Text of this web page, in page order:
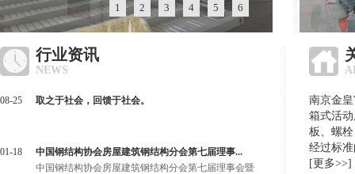
1 2 3 4 5 6
行业资讯
NEWS
08-25 取之于社会，回馈于社会。
01-18
中国钢结构协会房屋建筑钢结构分会第七届理事...
中国钢结构协会房屋建筑钢结构分会第七届理事会暨
南京金
箱式活
板、螺
经过标
[更多>>]